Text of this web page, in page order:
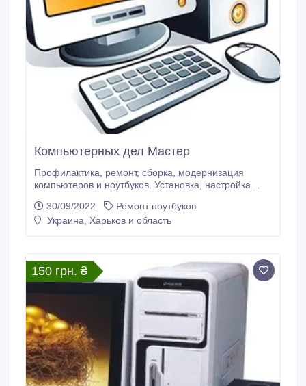
Компьютерных дел Маcтер
Профилактика, ремонт, сборка, модернизация
компьютеров и ноутбуков. Установка, настройка
Восстановление удалённых данных. Излечение от
вирусов. Очистка Windows от "мусора". Настройка
Смарт ТВ (& wi-fi) Опыт работы 25 лет.
30/09/2022
Ремонт ноутбуков
Украина, Харьков и область
150 грн. ₴